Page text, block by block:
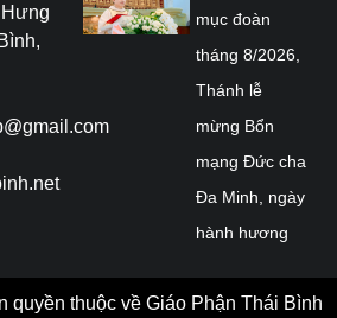
mục đoàn
tháng 8/2026,
Thánh lễ
mừng Bổn
mạng Đức cha
Đa Minh, ngày
hành hương
của Dòng Ba
quyền thuộc về Giáo Phận Thái Bình